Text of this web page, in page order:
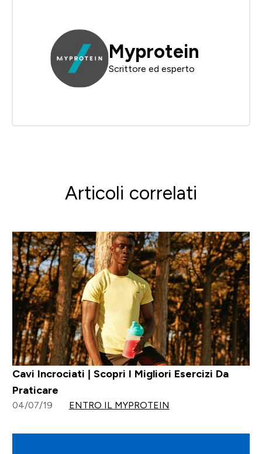
Myprotein
Scrittore ed esperto
Articoli correlati
Cavi Incrociati | Scopri I Migliori Esercizi Da
Praticare
04/07/19 ENTRO IL MYPROTEIN